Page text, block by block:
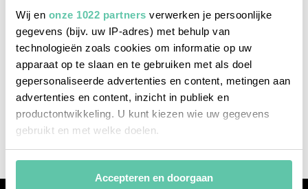
Wij en onze 1022 partners verwerken je persoonlijke
gegevens (bijv. uw IP-adres) met behulp van
technologieën zoals cookies om informatie op uw
apparaat op te slaan en te gebruiken met als doel
gepersonaliseerde advertenties en content, metingen aan
advertenties en content, inzicht in publiek en
productontwikkeling. U kunt kiezen wie uw gegevens
gebruikt en met welke doelen.
Als u het toestaat, willen we ook graag:
Informatie verzamelen over uw geografische
Accepteren en doorgaan
het franse leven
11 sterke vrouwen uit de Franse geschiedenis
8 MAART 2024